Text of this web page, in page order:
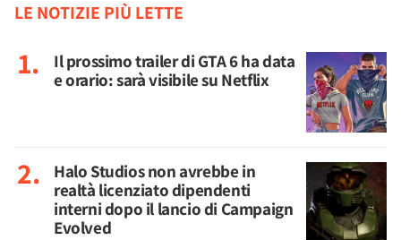
LE NOTIZIE PIÙ LETTE
Il prossimo trailer di GTA 6 ha data
e orario: sarà visibile su Netflix
Halo Studios non avrebbe in
realtà licenziato dipendenti
interni dopo il lancio di Campaign
Evolved